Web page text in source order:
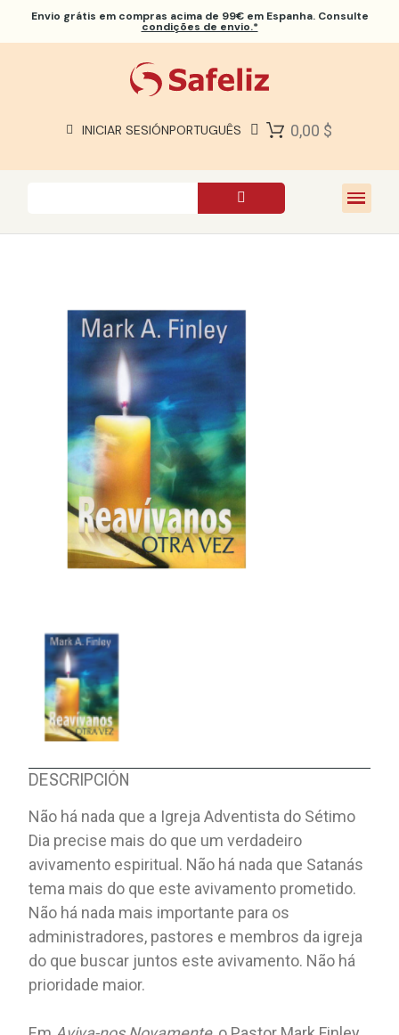
Envio grátis em compras acima de 99€ em Espanha. Consulte
condições de envio.*
INICIAR SESIÓNPORTUGUÊS 0,00 $
SOBRE NÓS
DESCRIPCIÓN
Não há nada que a Igreja Adventista do Sétimo
Dia precise mais do que um verdadeiro
avivamento espiritual. Não há nada que Satanás
tema mais do que este avivamento prometido.
Não há nada mais importante para os
administradores, pastores e membros da igreja
do que buscar juntos este avivamento. Não há
prioridade maior.